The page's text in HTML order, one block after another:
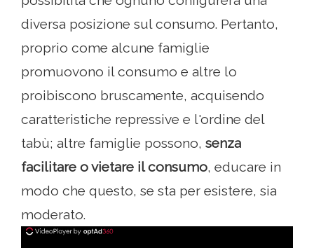
diversa posizione sul consumo. Pertanto,
proprio come alcune famiglie
promuovono il consumo e altre lo
proibiscono bruscamente, acquisendo
caratteristiche repressive e l'ordine del
tabù; altre famiglie possono, senza
facilitare o vietare il consumo, educare in
modo che questo, se sta per esistere, sia
moderato.